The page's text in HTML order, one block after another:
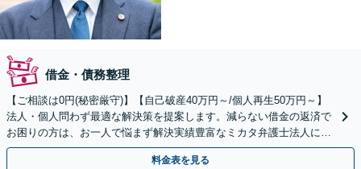
借金・債務整理
【ご相談は0円(秘密厳守)】【自己破産40万円～/個人再生50万円～】
法人・個人問わず最適な解決策を提案します。減らない借金の返済で
お困りの方は、お一人で悩まず解決実績豊富なミカタ弁護士法人にご
相談ください。
料金表を見る